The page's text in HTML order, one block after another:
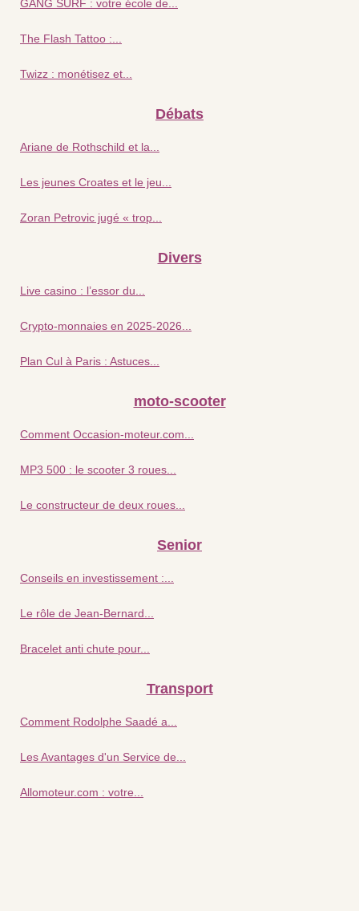
GANG SURF : votre école de...
The Flash Tattoo :...
Twizz : monétisez et...
Débats
Ariane de Rothschild et la...
Les jeunes Croates et le jeu...
Zoran Petrovic jugé « trop...
Divers
Live casino : l’essor du...
Crypto-monnaies en 2025-2026...
Plan Cul à Paris : Astuces...
moto-scooter
Comment Occasion-moteur.com...
MP3 500 : le scooter 3 roues...
Le constructeur de deux roues...
Senior
Conseils en investissement :...
Le rôle de Jean-Bernard...
Bracelet anti chute pour...
Transport
Comment Rodolphe Saadé a...
Les Avantages d'un Service de...
Allomoteur.com : votre...